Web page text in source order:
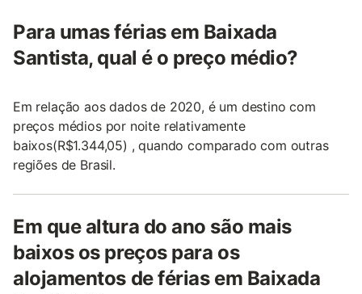
Para umas férias em Baixada
Santista, qual é o preço médio?
Em relação aos dados de 2020, é um destino com
preços médios por noite relativamente
baixos(R$1.344,05) , quando comparado com outras
regiões de Brasil.
Em que altura do ano são mais
baixos os preços para os
alojamentos de férias em Baixada